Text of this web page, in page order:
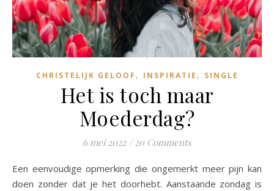
CHRISTELIJK GELOOF , INSPIRATIE , SINGLE
Het is toch maar
Moederdag?
6 mei 2022 / 20 Comments
Een eenvoudige opmerking die ongemerkt meer pijn kan
doen zonder dat je het doorhebt. Aanstaande zondag is